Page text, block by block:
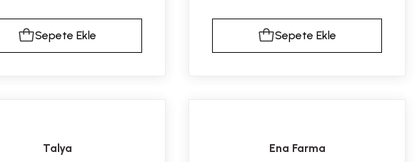
Sepete Ekle Sepete Ekle
Talya
Ena Farma